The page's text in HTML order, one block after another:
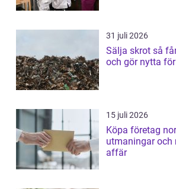
31 juli 2026
Sälja skrot så får du bättre betalt
och gör nytta
15 juli 2026
Köpa företag norrland
utmaningar och
affär